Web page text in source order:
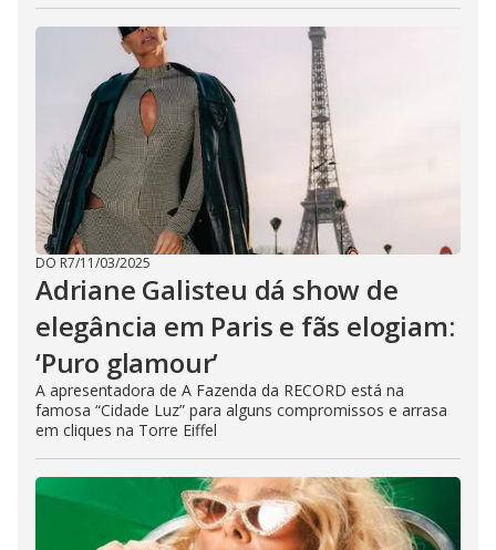
DO R7/11/03/2025
Adriane Galisteu dá show de
elegância em Paris e fãs elogiam:
‘Puro glamour’
A apresentadora de A Fazenda da RECORD está na
famosa “Cidade Luz” para alguns compromissos e arrasa
em cliques na Torre Eiffel